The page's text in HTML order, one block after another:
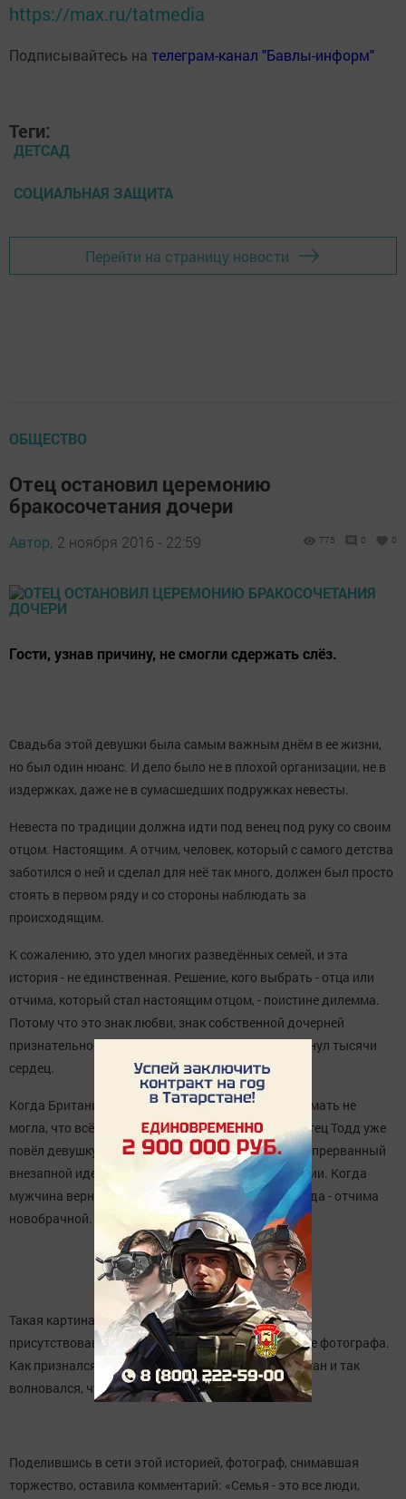
https://max.ru/tatmedia
Подписывайтесь на телеграм-канал "Бавлы-информ"
Теги:
ДЕТСАД
СОЦИАЛЬНАЯ ЗАЩИТА
Перейти на страницу новости
ОБЩЕСТВО
Отец остановил церемонию
бракосочетания дочери
Автор, 2 ноября 2016 - 22:59 775 0 0
Гости, узнав причину, не смогли сдержать слёз.
Свадьба этой девушки была самым важным днём в ее жизни,
но был один нюанс. И дело было не в плохой организации, не в
издержках, даже не в сумасшедших подружках невесты.
Невеста по традиции должна идти под венец под руку со своим
отцом. Настоящим. А отчим, человек, который с самого детства
заботился о ней и сделал для неё так много, должен был просто
стоять в первом ряду и со стороны наблюдать за
происходящим.
К сожалению, это удел многих разведённых семей, и эта
история - не единственная. Решение, кого выбрать - отца или
отчима, который стал настоящим отцом, - поистине дилемма.
Потому что это знак любви, знак собственной дочерней
признательности. Потому исход этой истории тронул тысячи
сердец.
Когда Британи Бэшмэн выходила замуж, она и думать не
могла, что всё разрешится так благополучно. Её отец Тодд уже
повёл девушку к алтарю, как вдруг развернулся и, прерванный
внезапной идеей, ушёл. Гости замерли в недоумении. Когда
мужчина вернулся, он уже вёл за руку другого Тодда - отчима
новобрачной.
Такая картина и этот поступок растрогали всех
присутствовавших, включая самого отчима и даже фотографа.
Как признался позже отчим, он был жутко растроган и так
волновался, что не смог сдержать эмоции.
Поделившись в сети этой историей, фотограф, снимавшая
торжество, оставила комментарий: «Семья - это все люди,